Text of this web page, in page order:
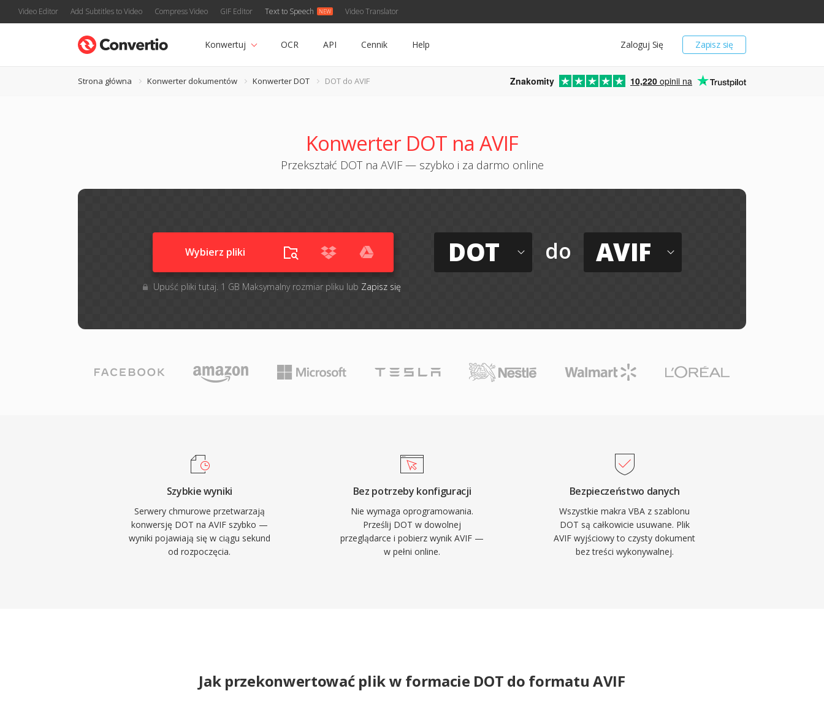
Video Editor Add Subtitles to Video Compress Video GIF Editor Text to Speech Video Translator
Zapisz się
Zaloguj Się
Konwertuj OCR API Cennik Help
Strona główna Konwerter dokumentów Konwerter DOT DOT do AVIF Znakomity 10,220 opinii na
Konwerter DOT na AVIF
Przekształć DOT na AVIF — szybko i za darmo online
Wybierz pliki
Upuść pliki tutaj. 1 GB Maksymalny rozmiar pliku lub Zapisz się
DOT do AVIF
Szybkie wyniki
Serwery chmurowe przetwarzają
konwersję DOT na AVIF szybko —
wyniki pojawiają się w ciągu sekund
od rozpoczęcia.
Bez potrzeby konfiguracji
Nie wymaga oprogramowania.
Prześlij DOT w dowolnej
przeglądarce i pobierz wynik AVIF —
w pełni online.
Bezpieczeństwo danych
Wszystkie makra VBA z szablonu
DOT są całkowicie usuwane. Plik
AVIF wyjściowy to czysty dokument
bez treści wykonywalnej.
Jak przekonwertować plik w formacie DOT do formatu AVIF